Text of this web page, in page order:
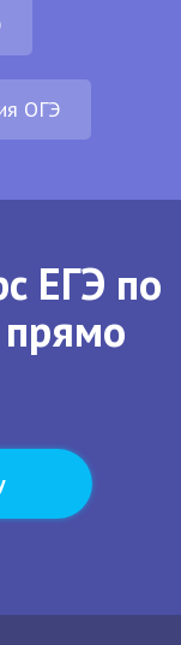
ОГЭ
ЕГЭ по
прямо